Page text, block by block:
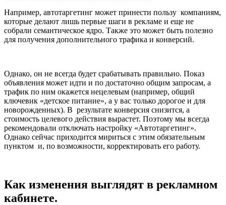
Например, автотаргетинг может принести пользу компаниям,
которые делают лишь первые шаги в рекламе и еще не
собрали семантическое ядро. Также это может быть полезно
для получения дополнительного трафика и конверсий.
Однако, он не всегда будет срабатывать правильно. Показ
объявления может идти и по достаточно общим запросам, а
трафик по ним окажется нецелевым (например, общий
ключевик «детское питание», а у вас только дорогое и для
новорожденных). В результате конверсия снизится, а
стоимость целевого действия вырастет. Поэтому мы всегда
рекомендовали отключать настройку «Автотаргетинг».
Однако сейчас приходится мириться с этим обязательным
пунктом и, по возможности, корректировать его работу.
Как изменения выглядят в рекламном
кабинете.